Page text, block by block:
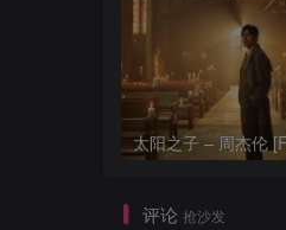
评论 抢沙发